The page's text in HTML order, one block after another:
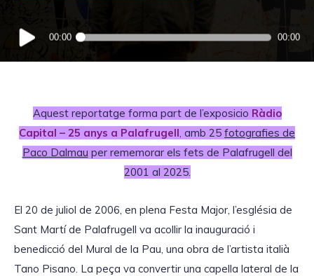
Reproductor
d'àudio
00:00 00:00
Aquest reportatge forma part de l’exposicio Ràdio
Capital – 25 anys a Palafrugell, amb 25 fotografies de
Paco Dalmau per rememorar els fets de Palafrugell del
2001 al 2025.
El 20 de juliol de 2006, en plena Festa Major, l’església de
Sant Martí de Palafrugell va acollir la inauguració i
benedicció del Mural de la Pau, una obra de l’artista italià
Tano Pisano. La peça va convertir una capella lateral de la